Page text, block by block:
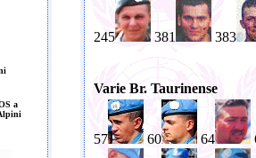
245 381 383
Varie Br. Taurinense
57 60 64